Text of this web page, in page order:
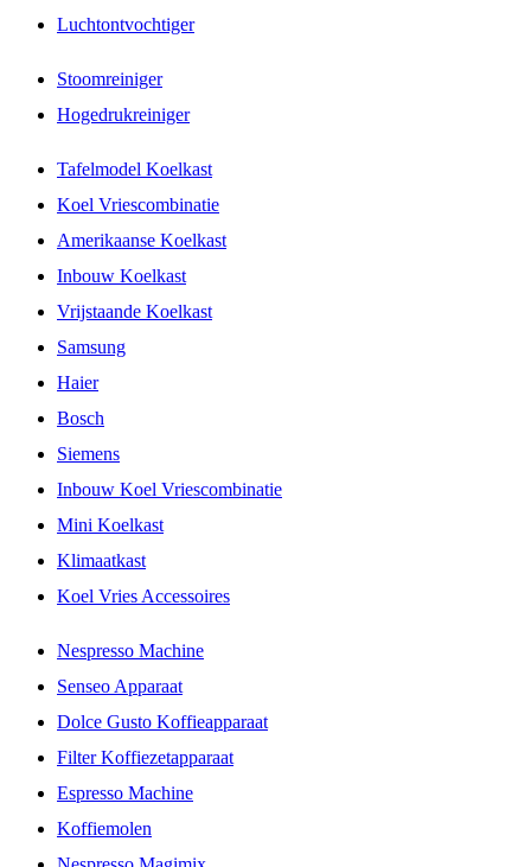
Luchtontvochtiger
Stoomreiniger
Hogedrukreiniger
Tafelmodel Koelkast
Koel Vriescombinatie
Amerikaanse Koelkast
Inbouw Koelkast
Vrijstaande Koelkast
Samsung
Haier
Bosch
Siemens
Inbouw Koel Vriescombinatie
Mini Koelkast
Klimaatkast
Koel Vries Accessoires
Nespresso Machine
Senseo Apparaat
Dolce Gusto Koffieapparaat
Filter Koffiezetapparaat
Espresso Machine
Koffiemolen